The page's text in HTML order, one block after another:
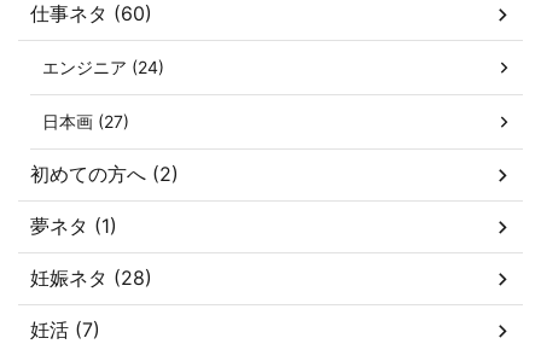
仕事ネタ (60)
エンジニア (24)
日本画 (27)
初めての方へ (2)
夢ネタ (1)
妊娠ネタ (28)
妊活 (7)